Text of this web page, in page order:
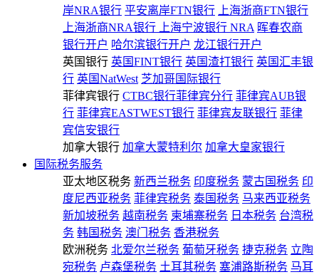
岸NRA银行 平安离岸FTN银行
上海浙商FTN银行
上海浙商NRA银行
上海宁波银行 NRA 晖春农商
银行开户 哈尔滨银行开户 龙江银行开户
英国银行 英国FINT银行 英国渣打银行 英国汇丰银
行 英国NatWest 芝加哥国际银行
菲律宾银行 CTBC银行菲律宾分行 菲律宾AUB银
行 菲律宾EASTWEST银行 菲律宾友联银行 菲律
宾信安银行
加拿大银行 加拿大蒙特利尔 加拿大皇家银行
国际税务服务
亚太地区税务 新西兰税务 印度税务 蒙古国税务 印
度尼西亚税务 菲律宾税务 泰国税务 马来西亚税务
新加坡税务 越南税务 柬埔寨税务 日本税务 台湾税
务 韩国税务 澳门税务 香港税务
欧洲税务 北爱尔兰税务 葡萄牙税务 捷克税务 立陶
宛税务 卢森堡税务 土耳其税务 塞浦路斯税务 马耳